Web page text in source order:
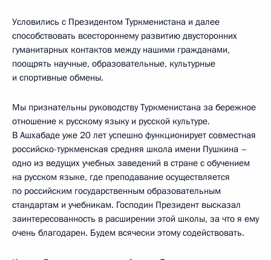
Условились с Президентом Туркменистана и далее
способствовать всестороннему развитию двусторонних
гуманитарных контактов между нашими гражданами,
поощрять научные, образовательные, культурные
и спортивные обмены.
Мы признательны руководству Туркменистана за бережное
отношение к русскому языку и русской культуре.
В Ашхабаде уже 20 лет успешно функционирует совместная
российско-туркменская средняя школа имени Пушкина –
одно из ведущих учебных заведений в стране с обучением
на русском языке, где преподавание осуществляется
по российским государственным образовательным
стандартам и учебникам. Господин Президент высказал
заинтересованность в расширении этой школы, за что я ему
очень благодарен. Будем всячески этому содействовать.